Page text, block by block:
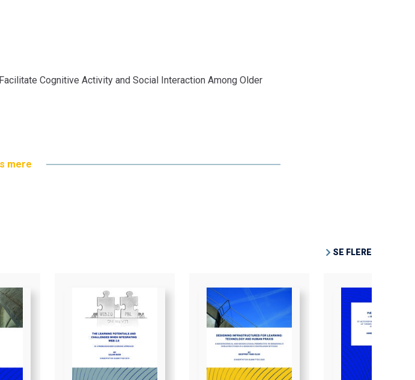
Cognitive Activity and Social Interaction Among Older
mere
SE FLERE